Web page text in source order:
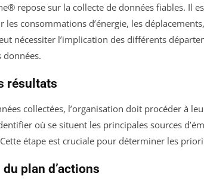
repose sur la collecte de données fiables. Il
les consommations d’énergie, les
nécessiter l’implication des différents
données.
résultats
collectées, l’organisation doit procéder à
où se situent les principales sources
étape est cruciale pour déterminer les
plan d’actions